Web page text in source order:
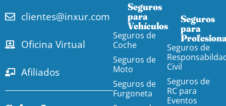
clientes@inxur.com
Oficina Virtual
Afiliados
Seguros
para
Vehículos​
Seguros de
Coche
Seguros de
Moto
Seguros de
Furgoneta
Seguros
para
Seguros de
Civil
Seguros de
RC para
Eventos